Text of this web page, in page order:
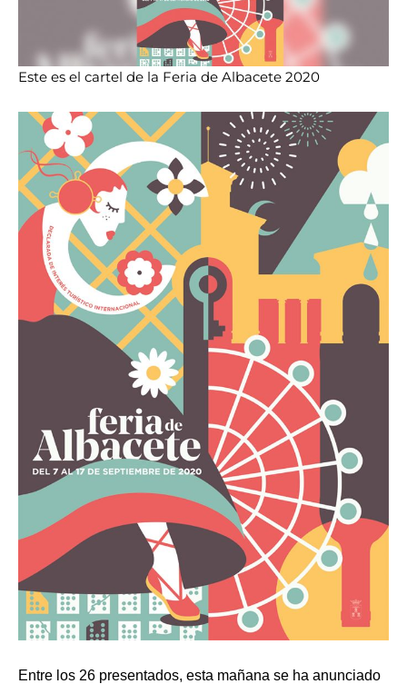
Este es el cartel de la Feria de Albacete 2020
Entre los 26 presentados, esta mañana se ha anunciado